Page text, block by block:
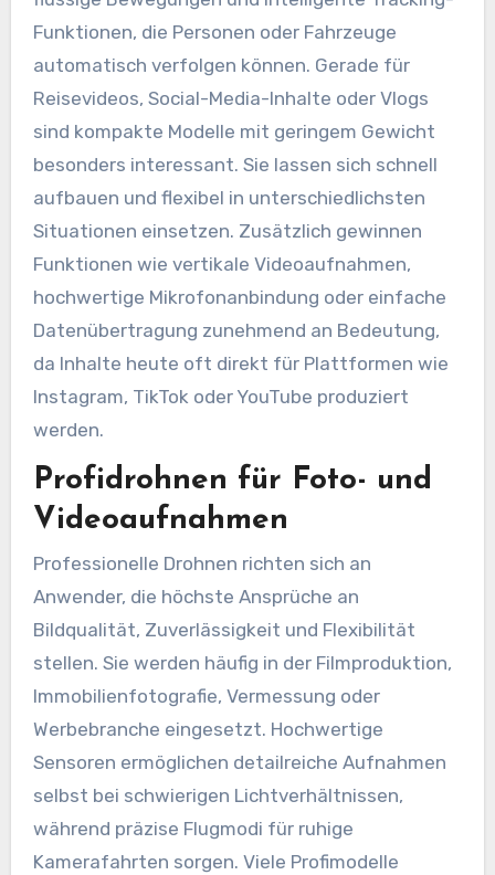
Funktionen, die Personen oder Fahrzeuge
automatisch verfolgen können. Gerade für
Reisevideos, Social-Media-Inhalte oder Vlogs
sind kompakte Modelle mit geringem Gewicht
besonders interessant. Sie lassen sich schnell
aufbauen und flexibel in unterschiedlichsten
Situationen einsetzen. Zusätzlich gewinnen
Funktionen wie vertikale Videoaufnahmen,
hochwertige Mikrofonanbindung oder einfache
Datenübertragung zunehmend an Bedeutung,
da Inhalte heute oft direkt für Plattformen wie
Instagram, TikTok oder YouTube produziert
werden.
Profidrohnen für Foto- und
Videoaufnahmen
Professionelle Drohnen richten sich an
Anwender, die höchste Ansprüche an
Bildqualität, Zuverlässigkeit und Flexibilität
stellen. Sie werden häufig in der Filmproduktion,
Immobilienfotografie, Vermessung oder
Werbebranche eingesetzt. Hochwertige
Sensoren ermöglichen detailreiche Aufnahmen
selbst bei schwierigen Lichtverhältnissen,
während präzise Flugmodi für ruhige
Kamerafahrten sorgen. Viele Profimodelle